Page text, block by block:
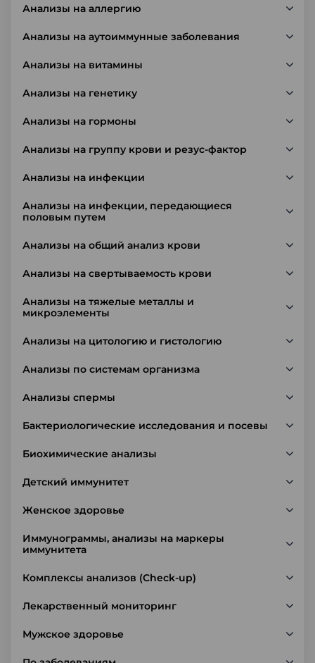
Анализы на аллергию
Анализы на аутоиммунные заболевания
Анализы на витамины
Анализы на генетику
Анализы на гормоны
Анализы на группу крови и резус-фактор
Анализы на инфекции
Анализы на инфекции, передающиеся
половым путем
Анализы на общий анализ крови
Анализы на свертываемость крови
Анализы на тяжелые металлы и
микроэлементы
Анализы на цитологию и гистологию
Анализы по системам организма
Анализы спермы
Бактериологические исследования и посевы
Биохимические анализы
Детский иммунитет
Женское здоровье
Иммунограммы, анализы на маркеры
иммунитета
Комплексы анализов (Check-up)
Лекарственный мониторинг
Мужское здоровье